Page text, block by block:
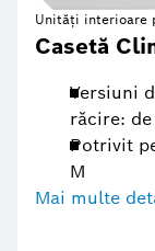
Unități interioare
Casetă
Versiuni
răcire:
Potrivit
M
Mai multe